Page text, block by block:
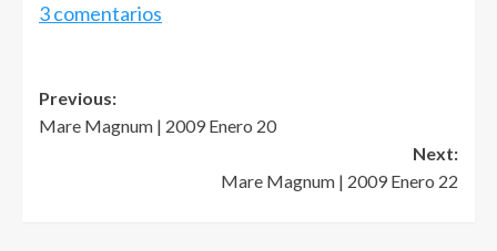
3 comentarios
Post
navigation
Previous:
Mare Magnum | 2009 Enero 20
Next:
Mare Magnum | 2009 Enero 22